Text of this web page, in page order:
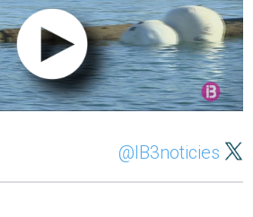
@IB3noticies